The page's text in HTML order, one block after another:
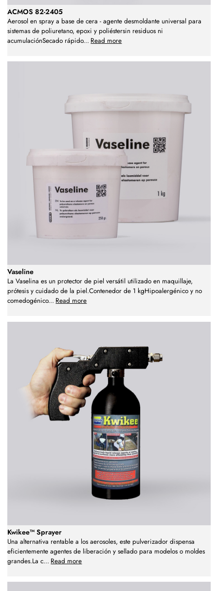
ACMOS 82-2405
Aerosol en spray a base de cera - agente desmoldante universal para
sistemas de poliuretano, epoxi y poliéstersin residuos ni
acumulaciónSecado rápido... Read more
Vaseline
La Vaselina es un protector de piel versátil utilizado en maquillaje,
prótesis y cuidado de la piel.Contenedor de 1 kgHipoalergénico y no
comedogénico... Read more
Kwikee™ Sprayer
Una alternativa rentable a los aerosoles, este pulverizador dispensa
eficientemente agentes de liberación y sellado para modelos o moldes
grandes.La c... Read more